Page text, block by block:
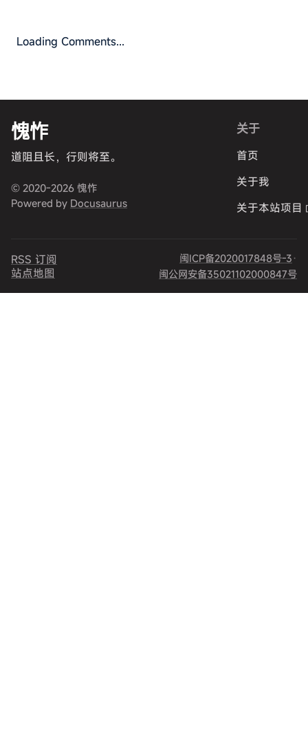
Loading Comments...
愧怍
道阻且长，行则将至。
© 2020-2026 愧怍
Powered by Docusaurus
关于
首页
关于我
关于本站项目
RSS 订阅
站点地图
闽ICP备2020017848号-3 ·
闽公网安备35021102000847号